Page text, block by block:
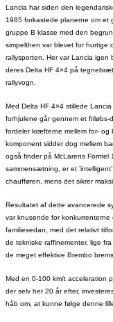
Lancia har siden den
1985 forkastede planerne om et
gruppe B klasse med den
simpelthen var blevet for hurtige
rallysporten. Her var Lancia igen
deres Delta HF 4×4 på
rallyvogn.
Med Delta HF 4×4 stillede
forhjulene går gennem et friløbs-
fordeler kræfterne mellem for- og
komponent sidder dog mellem
også finder på McLarens Formel
sammensætning, er et
chaufføren, mens det sikrer
Resultatet af dette avancerede
var knusende for
familiesedan, med det relativt
de tekniske raffinementer, lige
de meget effektive Brembo
Med en 0-100 km/t acceleration
der selv her 20 år efter,
håb om, at kunne følge denne